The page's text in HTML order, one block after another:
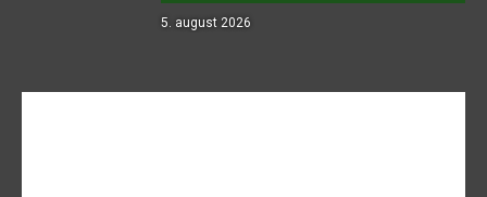
5. august 2026